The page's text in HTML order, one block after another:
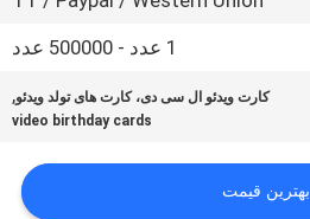
1 عدد - 500000 عدد
کارت ویدئو ال سی دی، کارت های تولد ویدئو,
video birthday cards
بهترین قیمت